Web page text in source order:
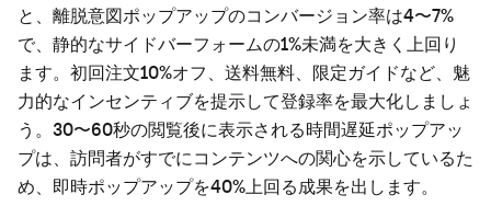
と、離脱意図ポップアップのコンバージョン率は4〜7%
で、静的なサイドバーフォームの1%未満を大きく上回り
ます。初回注文10%オフ、送料無料、限定ガイドなど、魅
力的なインセンティブを提示して登録率を最大化しましょ
う。30〜60秒の閲覧後に表示される時間遅延ポップアッ
プは、訪問者がすでにコンテンツへの関心を示しているた
め、即時ポップアップを40%上回る成果を出します。